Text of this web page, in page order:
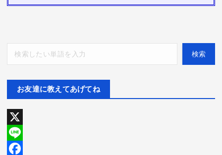
検索
お友達に教えてあげてね
X
L